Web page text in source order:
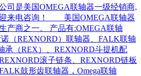
司是美国OMEGA联轴器一级经销商,
迎来电咨询！ 美国OMEGA联轴器
产商之一。 产品有:OMEGA联轴
（REXNORD）联轴器、FALK联轴
承（REX）、REXNORD斗提机配
滚子链条、REXNORD链板
鼓形齿联轴器，Omega联轴